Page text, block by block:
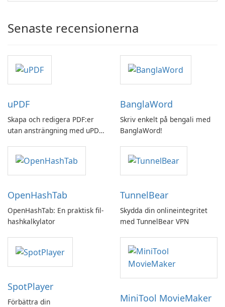
Senaste recensionerna
uPDF
Skapa och redigera PDF:er
utan ansträngning med uPDF
BanglaWord
Skriv enkelt på bengali med
BanglaWord!
OpenHashTab
OpenHashTab: En praktisk fil-
hashkalkylator
TunnelBear
Skydda din onlineintegritet
med TunnelBear VPN
SpotPlayer
Förbättra din
MiniTool MovieMaker